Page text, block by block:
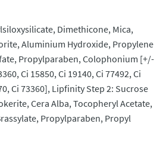
Dimethicone, Mica,
Aluminium Hydroxide, Propylene
Propylparaben, Colophonium [+/-
Ci 15850, Ci 19140, Ci 77492, Ci
Ci 73360], Lipfinity Step 2: Sucrose
Cera Alba, Tocopheryl Acetate,
Propylparaben, Propyl